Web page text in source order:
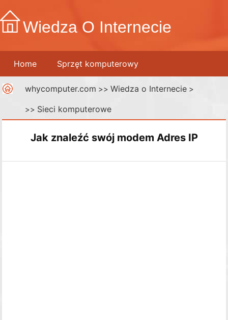
Wiedza O Internecie
Home Sprzęt komputerowy
Telefony komórkowe Drukarki
Sieci komputerowe Internet
whycomputer.com >> Wiedza o Internecie>
>> Sieci komputerowe
Jak znaleźć swój modem Adres IP